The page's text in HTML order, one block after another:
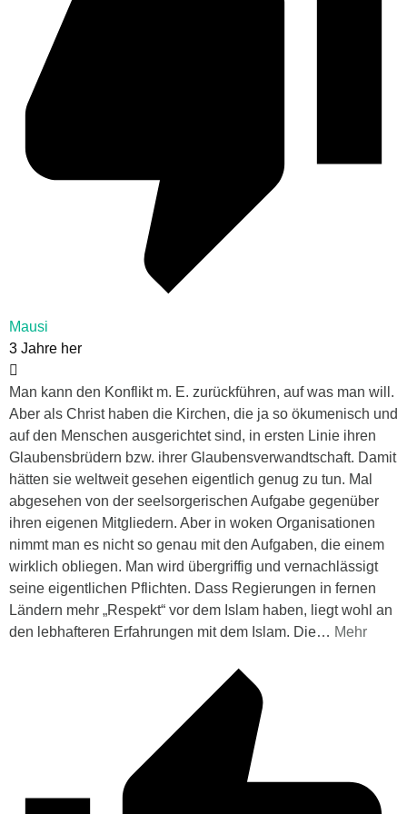
Mausi
3 Jahre her
Man kann den Konflikt m. E. zurückführen, auf was man will.
Aber als Christ haben die Kirchen, die ja so ökumenisch und
auf den Menschen ausgerichtet sind, in ersten Linie ihren
Glaubensbrüdern bzw. ihrer Glaubensverwandtschaft. Damit
hätten sie weltweit gesehen eigentlich genug zu tun. Mal
abgesehen von der seelsorgerischen Aufgabe gegenüber
ihren eigenen Mitgliedern. Aber in woken Organisationen
nimmt man es nicht so genau mit den Aufgaben, die einem
wirklich obliegen. Man wird übergriffig und vernachlässigt
seine eigentlichen Pflichten. Dass Regierungen in fernen
Ländern mehr „Respekt“ vor dem Islam haben, liegt wohl an
den lebhafteren Erfahrungen mit dem Islam. Die… Mehr